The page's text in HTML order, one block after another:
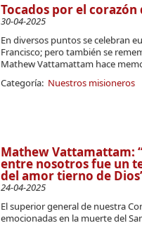
Tocados por el
30-04-2025
En diversos puntos se celebran
Francisco; pero también se
Mathew Vattamattam hace
Categoría: Nuestros misioneros
Mathew Vattamattam:
entre nosotros fue un
del amor tierno de
24-04-2025
El superior general de nuestra
emocionadas en la muerte del